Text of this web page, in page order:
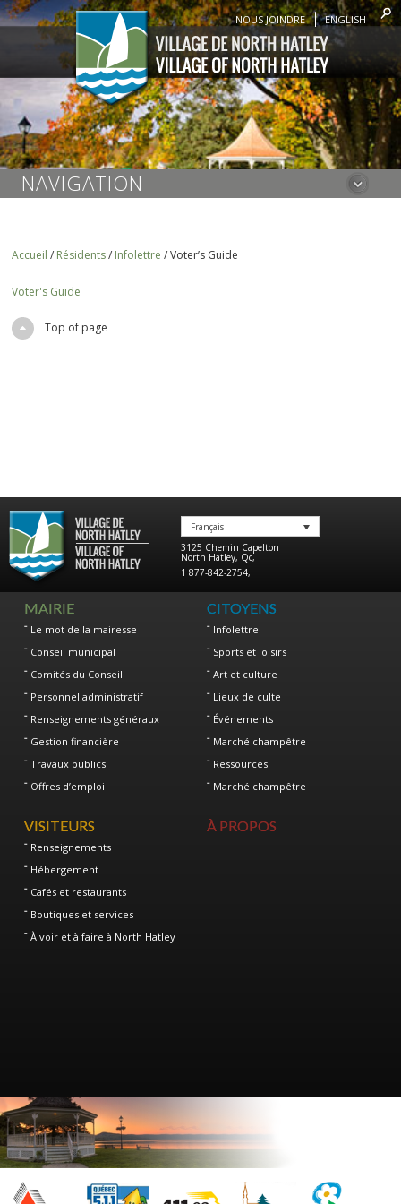
NOUS JOINDRE ENGLISH
NAVIGATION
Accueil / Résidents/ Infolettre /Voter’s Guide
Voter's Guide
Top of page
Français
3125 Chemin Capelton
North Hatley, Qc,
1 877-842-2754,
MAIRIE
Le mot de la mairesse
Conseil municipal
Comités du Conseil
Personnel administratif
Renseignements généraux
Gestion financière
Travaux publics
Offres d’emploi
CITOYENS
Infolettre
Sports et loisirs
Art et culture
Lieux de culte
Événements
Marché champêtre
Ressources
Marché champêtre
VISITEURS
Renseignements
Hébergement
Cafés et restaurants
Boutiques et services
À voir et à faire à North Hatley
À PROPOS